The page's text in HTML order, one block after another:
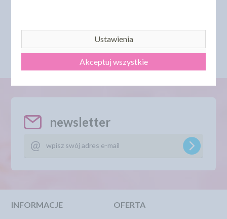
newsletter
INFORMACJE OFERTA
Ustawienia
Akceptuj wszystkie